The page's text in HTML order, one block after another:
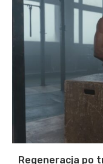
Regeneracja po